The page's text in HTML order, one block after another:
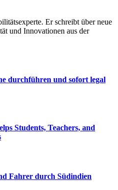
Er schreibt über neue
und Innovationen aus der
durchführen und sofort legal
Students, Teachers, and
Fahrer durch Südindien